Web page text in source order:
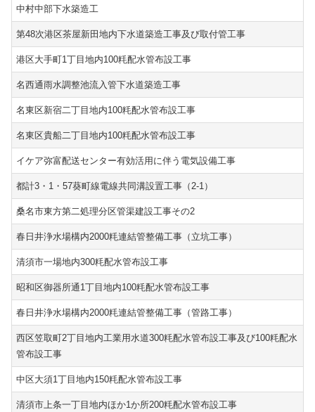
中村中部下水築造工
第48次港区茶屋新田地内下水道築造工事及び取付管工事
港区大手町1丁目地内100粍配水管布設工事
名西通雨水調整池流入管下水道築造工事
名東区新宿二丁目地内100粍配水管布設工事
名東区貴船二丁目地内100粍配水管布設工事
イケア弥富配送センター有効活用に伴う電気設備工事
都計3・1・57葵町線電線共同溝設置工事（2-1）
桑名市東方第二処理分区管渠建設工事その2
春日井浄水場構内2000粍連結管整備工事（立坑工事）
清須市一場地内300粍配水管布設工事
昭和区御器所通1丁目地内100粍配水管布設工事
春日井浄水場構内2000粍連結管整備工事（管路工事）
西区笠取町2丁目地内工業用水道300粍配水管布設工事及び100粍配水
管布設工事
中区大須1丁目地内150粍配水管布設工事
清須市上条一丁目地内ほか1か所200粍配水管布設工事